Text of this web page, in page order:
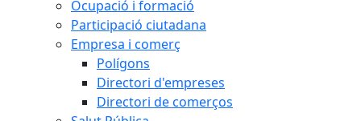
Ocupació i formació
Participació ciutadana
Empresa i comerç
Polígons
Directori d'empreses
Directori de comerços